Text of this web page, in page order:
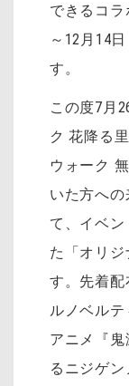
できるコラ
～12月14
す。
この度7月
ク 花降る
ウォーク
いた方へ
て、イベ
た「オリジ
す。先着配
ルノベルテ
アニメ『
るニジゲ